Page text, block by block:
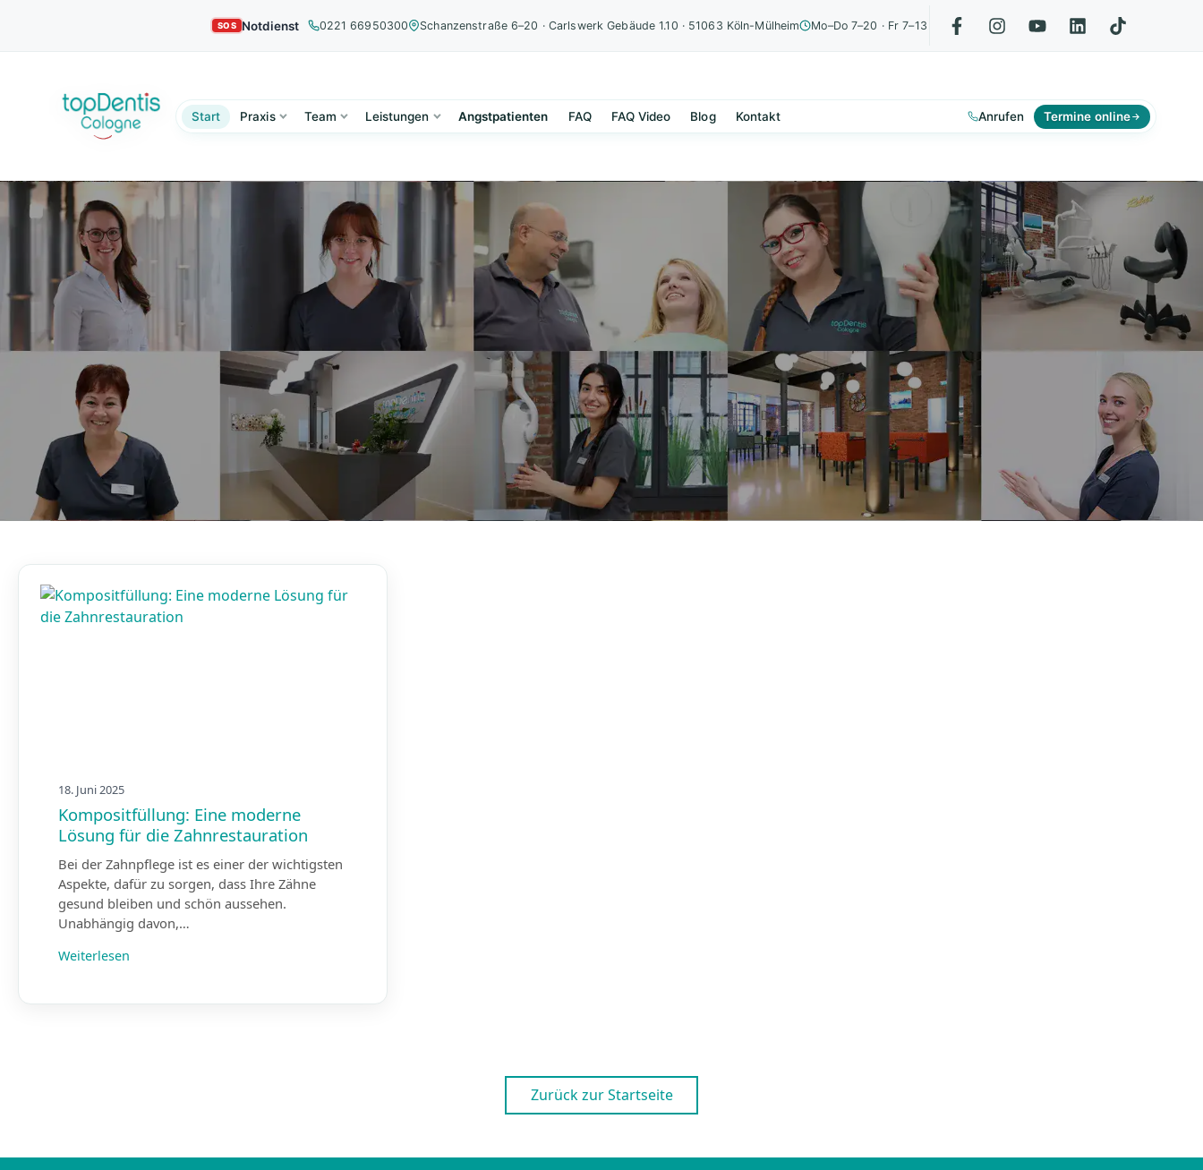
Notdienst 0221 66950300 Schanzenstraße 6–20 · Carlswerk Gebäude 1.10 · 51063 Köln-Mülheim Mo–Do 7–20 · Fr 7–13
Start Praxis Team Leistungen Angstpatienten FAQ FAQ Video Blog Kontakt Anrufen Termine online
Unser Blog
18. Juni 2025
Kompositfüllung: Eine moderne
Lösung für die Zahnrestauration
Bei der Zahnpflege ist es einer der wichtigsten
Aspekte, dafür zu sorgen, dass Ihre Zähne
gesund bleiben und schön aussehen.
Unabhängig davon,…
Weiterlesen
Zurück zur Startseite